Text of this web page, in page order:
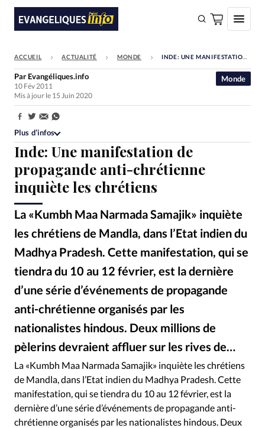
FAIRE UN DON
Faire un don
Société
Monde
Bible
Toute l'actualité
Devise:CHF
RUBRIQUES
Culture
Eglises
Histoire Laicité
Liberté religieuse
Mission
Monde People Politique
Société
ACCUEIL ACTUALITÉ MONDE INDE: UNE MANIFESTATION DE PROPAGANDE ANTI-CHRÉTIENNE INQUIÈTE LES CHRÉTIENS
Inde: Une manifestation de
propagande anti-chrétienne
inquiète les chrétiens
La «Kumbh Maa Narmada Samajik» inquiète
les chrétiens de Mandla, dans l’Etat indien du
Madhya Pradesh. Cette manifestation, qui se
tiendra du 10 au 12 février, est la dernière
d’une série d’événements de propagande
anti-chrétienne organisés par les
nationalistes hindous. Deux millions de
pèlerins devraient affluer sur les rives de…
Monde
Par Evangéliques.info
10 Fév 2011
Mis à jour le 15 Juin 2020
Partager:
Plus d’infos
La «Kumbh Maa Narmada Samajik» inquiète les chrétiens
de Mandla, dans l’Etat indien du Madhya Pradesh. Cette
manifestation, qui se tiendra du 10 au 12 février, est la
dernière d’une série d’événements de propagande anti-
chrétienne organisés par les nationalistes hindous. Deux